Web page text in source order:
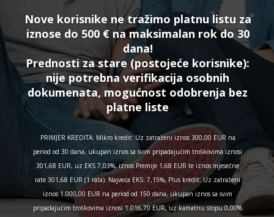
Nove korisnike ne tražimo platnu listu za
iznose do 500 € na maksimalan rok do 30
dana!
Prednosti za stare (postojeće korisnike):
nije potrebna verifikacija osobnih
dokumenata, mogućnost odobrenja bez
platne liste
PRIMJER KREDITA: Mikro kredit: Uz zatraženi iznos 300,00 EUR na
period od 30 dana, ukupan iznos sa svim pripadajućim troškovima iznosi
301,68 EUR, uz EKS 7,03%, iznos Premije 1,68 EUR te iznos mjesečne
rate 301,68 EUR (1 rata). Najveća EKS: 7,15%, Plus kredit: Uz zatraženi
iznos 1.000,00 EUR na period od 150 dana, ukupan iznos sa svim
pripadajućim troškovima iznosi 1.016,70 EUR, uz kamatnu stopu 0,00%